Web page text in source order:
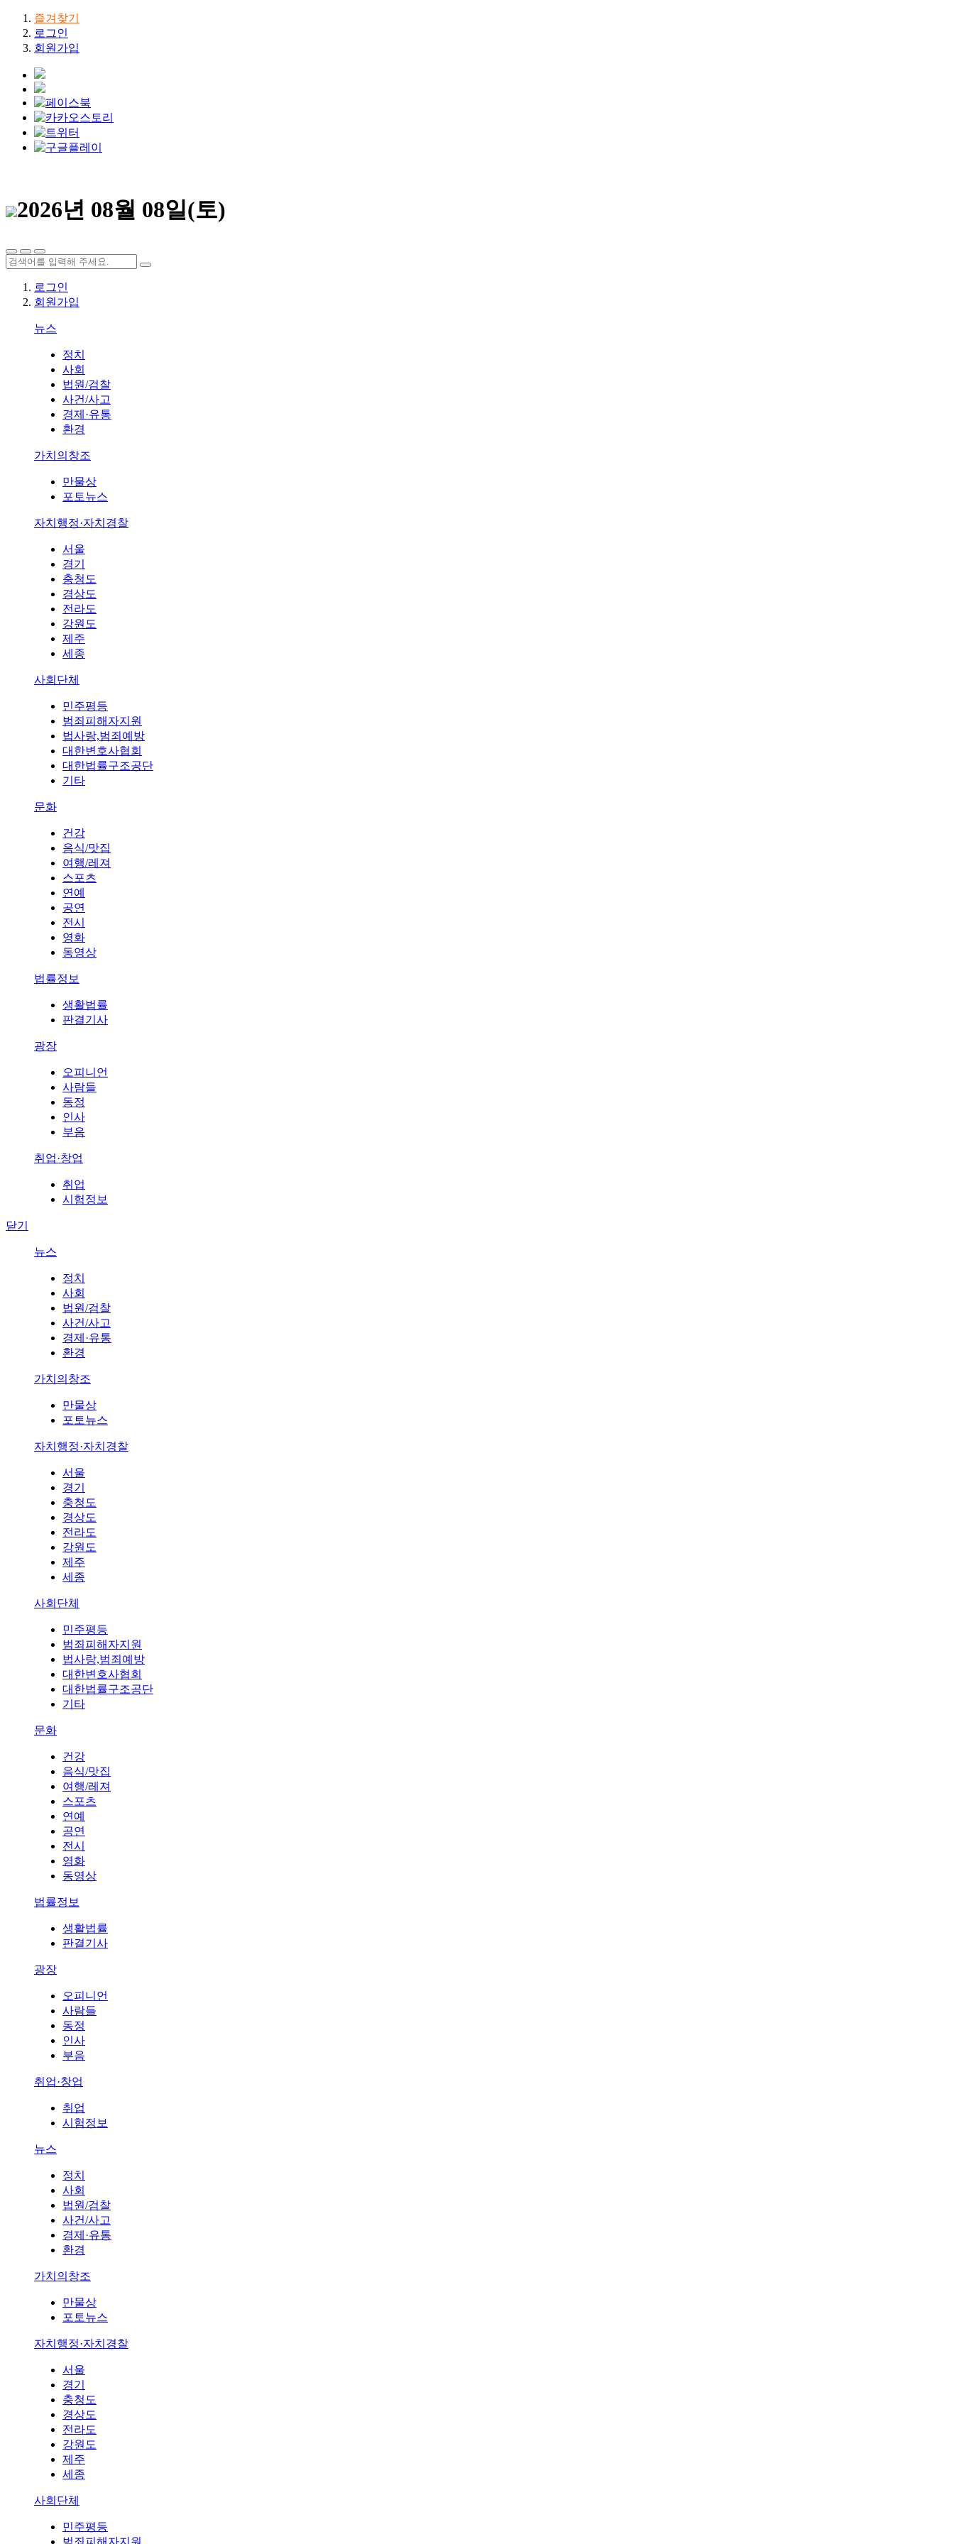
즐겨찾기
로그인
회원가입
2026년 08월 08일(토)
로그인
회원가입
뉴스
정치
사회
법원/검찰
사건/사고
경제·유통
환경
가치의창조
만물상
포토뉴스
자치행정·자치경찰
서울
경기
충청도
경상도
전라도
강원도
제주
세종
사회단체
민주평등
범죄피해자지원
법사랑,범죄예방
대한변호사협회
대한법률구조공단
기타
문화
건강
음식/맛집
여행/레져
스포츠
연예
공연
전시
영화
동영상
법률정보
생활법률
판결기사
광장
오피니언
사람들
동정
인사
부음
취업·창업
취업
시험정보
닫기
뉴스
정치
사회
법원/검찰
사건/사고
경제·유통
환경
가치의창조
만물상
포토뉴스
자치행정·자치경찰
서울
경기
충청도
경상도
전라도
강원도
제주
세종
사회단체
민주평등
범죄피해자지원
법사랑,범죄예방
대한변호사협회
대한법률구조공단
기타
문화
건강
음식/맛집
여행/레져
스포츠
연예
공연
전시
영화
동영상
법률정보
생활법률
판결기사
광장
오피니언
사람들
동정
인사
부음
취업·창업
취업
시험정보
뉴스
정치
사회
법원/검찰
사건/사고
경제·유통
환경
가치의창조
만물상
포토뉴스
자치행정·자치경찰
서울
경기
충청도
경상도
전라도
강원도
제주
세종
사회단체
민주평등
범죄피해자지원